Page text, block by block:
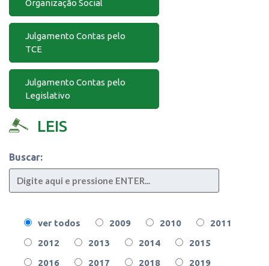
Organização Social
Julgamento Contas pelo
TCE
Julgamento Contas pelo
Legislativo
LEIS
Buscar:
ver todos 2009 2010
2011
2012
2013 2014
2015
2016
2017 2018
2019